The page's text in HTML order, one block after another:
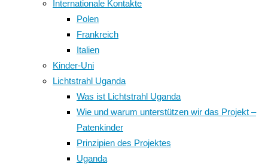
Internationale Kontakte
Polen
Frankreich
Italien
Kinder-Uni
Lichtstrahl Uganda
Was ist Lichtstrahl Uganda
Wie und warum unterstützen wir das Projekt –
Patenkinder
Prinzipien des Projektes
Uganda